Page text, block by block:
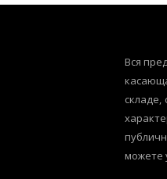
Вся
можете